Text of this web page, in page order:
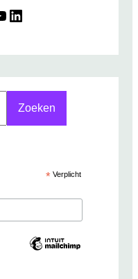
LinkedIn
Zoeken
*Verplicht